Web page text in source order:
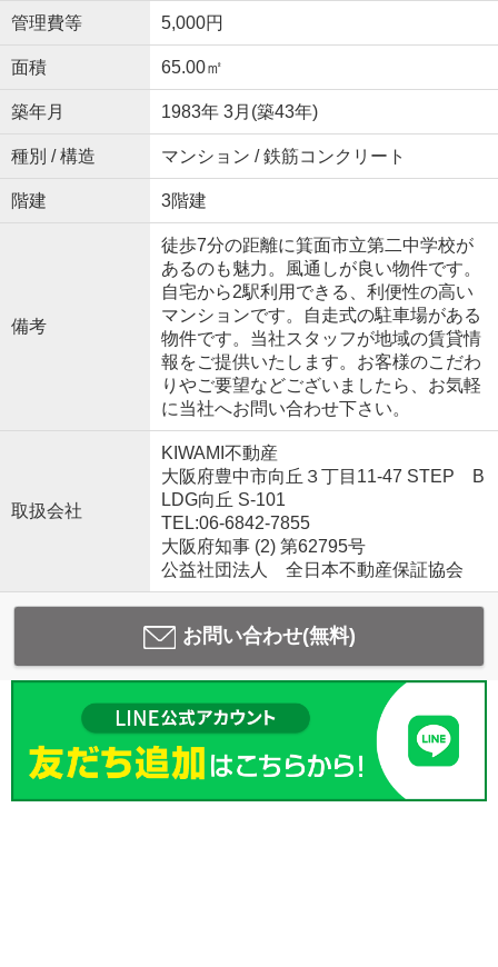
管理費等 5,000円
面積 65.00㎡
築年月 1983年 3月(築43年)
種別 / 構造 マンション / 鉄筋コンクリート
階建 3階建
備考
徒歩7分の距離に箕面市立第二中学校が
あるのも魅力。風通しが良い物件です。
自宅から2駅利用できる、利便性の高い
マンションです。自走式の駐車場がある
物件です。当社スタッフが地域の賃貸情
報をご提供いたします。お客様のこだわ
りやご要望などございましたら、お気軽
に当社へお問い合わせ下さい。
取扱会社
KIWAMI不動産
大阪府豊中市向丘３丁目11-47 STEP B
LDG向丘 S-101
TEL:06-6842-7855
大阪府知事 (2) 第62795号
公益社団法人 全日本不動産保証協会
お問い合わせ(無料)